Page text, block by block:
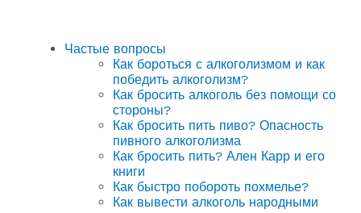
Частые вопросы
Как бороться с алкоголизмом и как
победить алкоголизм?
Как бросить алкоголь без помощи со
стороны?
Как бросить пить пиво? Опасность
пивного алкоголизма
Как бросить пить? Ален Карр и его
книги
Как быстро побороть похмелье?
Как вывести алкоголь народными